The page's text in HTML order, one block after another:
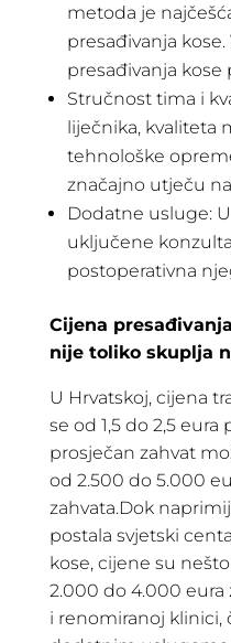
metoda je
presađivanja
presađivanja kose
Stručnost tima i
liječnika, kvaliteta
tehnološke
značajno utječu
Dodatne usluge:
uključene
postoperativna
Cijena
nije toliko skuplja
U Hrvatskoj, cijena
se od 1,5 do 2,5 eura
prosječan zahvat
od 2.500 do 5.000
zahvata.Dok
postala svjetski
kose, cijene su
2.000 do 4.000 eura
i renomiranoj klinici,